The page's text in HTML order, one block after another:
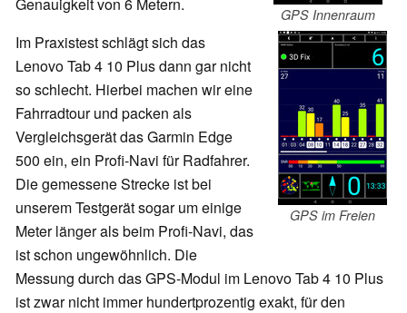
GPS Innenraum
GPS im Freien
Im Praxistest schlägt sich das
Lenovo Tab 4 10 Plus dann gar nicht
so schlecht. Hierbei machen wir eine
Fahrradtour und packen als
Vergleichsgerät das Garmin Edge
500 ein, ein Profi-Navi für Radfahrer.
Die gemessene Strecke ist bei
unserem Testgerät sogar um einige
Meter länger als beim Profi-Navi, das
ist schon ungewöhnlich. Die
Messung durch das GPS-Modul im Lenovo Tab 4 10 Plus
ist zwar nicht immer hundertprozentig exakt, für den